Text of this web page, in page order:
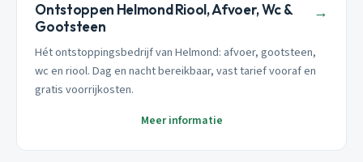
Ontstoppen Helmond Riool, Afvoer, Wc &
Gootsteen
→
Hét ontstoppingsbedrijf van Helmond: afvoer, gootsteen,
wc en riool. Dag en nacht bereikbaar, vast tarief vooraf en
gratis voorrijkosten.
Meer informatie